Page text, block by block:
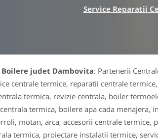
Service Reparatii
judet Dambovita: Partenerii
centrale termice, reparatii centrale
termica, revizie centrala, boiler
termica, boilere apa cada menajera,
motan, arca, accesorii centrale
termica, proiectare instalatii termice,